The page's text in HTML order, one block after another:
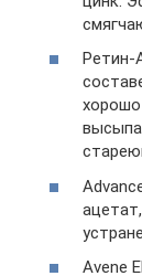
Ретин-
Avene